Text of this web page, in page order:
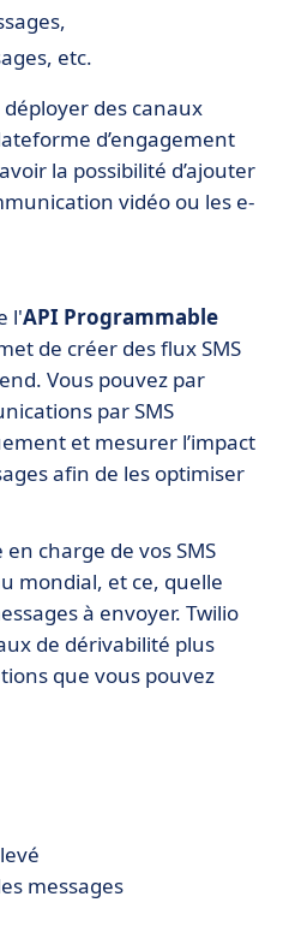
etc.
des canaux
d’engagement
la possibilité d’ajouter
vidéo ou les e-
l'API Programmable
de créer des flux SMS
Vous pouvez par
par SMS
et mesurer l’impact
afin de les optimiser
charge de vos SMS
mondial, et ce, quelle
à envoyer. Twilio
de dérivabilité plus
que vous pouvez
messages